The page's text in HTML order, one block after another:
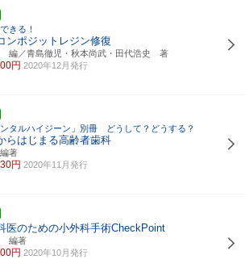
きる！
ンポジットレジン修復
編／青島徹児・秋本尚武・田代浩史 著
円 2020年12月発行
タルハイジーン」別冊 どうして？どうする？
らはじまる高齢者歯科
著
円 2020年11月発行
医のための小外科手術CheckPoint
編著
円 2020年10月発行